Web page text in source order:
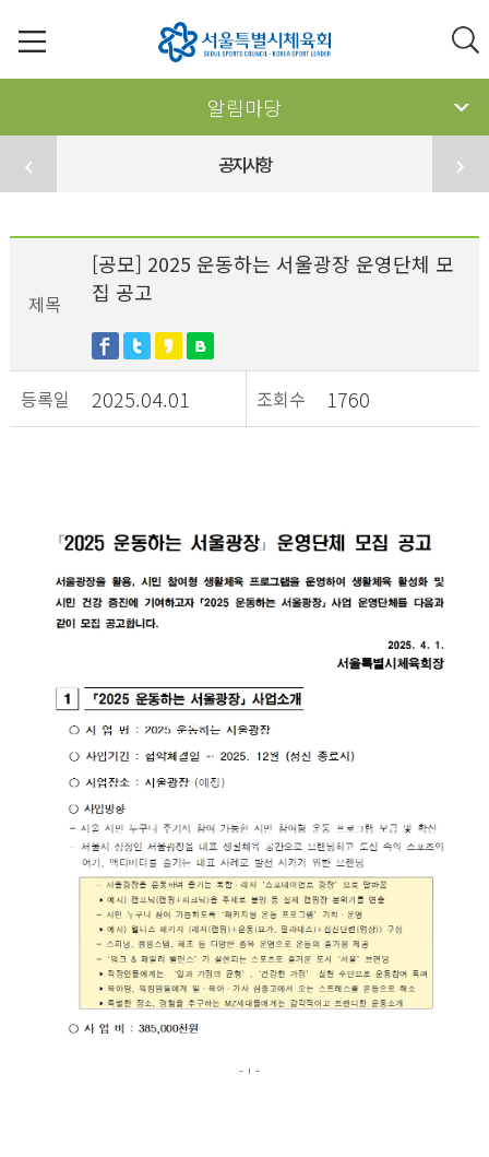
알림마당
공지사항
제목
[공모] 2025 운동하는 서울광장 운영단체 모
집 공고
등록일 2025.04.01 조회수 1760